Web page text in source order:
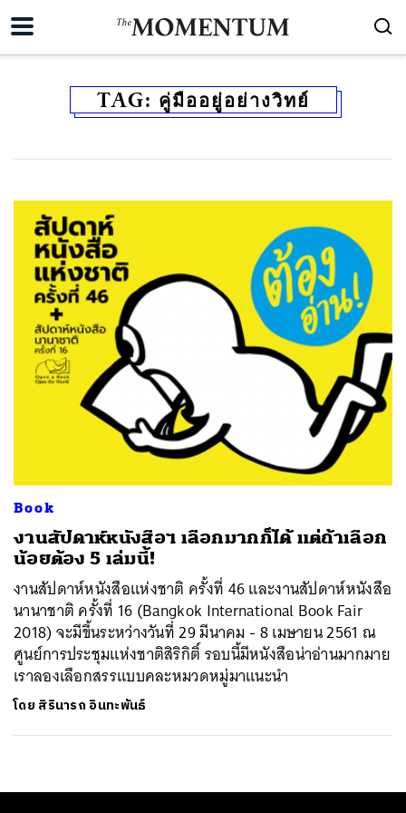
TAG: คู่มืออยู่อย่างวิทย์
Book
งานสัปดาห์หนังสือฯ เลือกมากก็ได้ แต่ถ้าเลือก
น้อยต้อง 5 เล่มนี้!
งานสัปดาห์หนังสือแห่งชาติ ครั้งที่ 46 และงานสัปดาห์หนังสือ
นานาชาติ ครั้งที่ 16 (Bangkok International Book Fair
2018) จะมีขึ้นระหว่างวันที่ 29 มีนาคม - 8 เมษายน 2561 ณ
ศูนย์การประชุมแห่งชาติสิริกิติ์ รอบนี้มีหนังสือน่าอ่านมากมาย
เราลองเลือกสรรแบบคละหมวดหมู่มาแนะนำ
โดย สิรินารถ อินทะพันธ์
SHARE TWEET LINE EMAIL